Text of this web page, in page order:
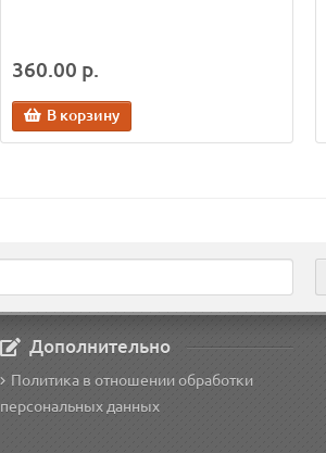
360.00 р.
В корзину
Дополнительно
Политика в отношении обработки
персональных данных